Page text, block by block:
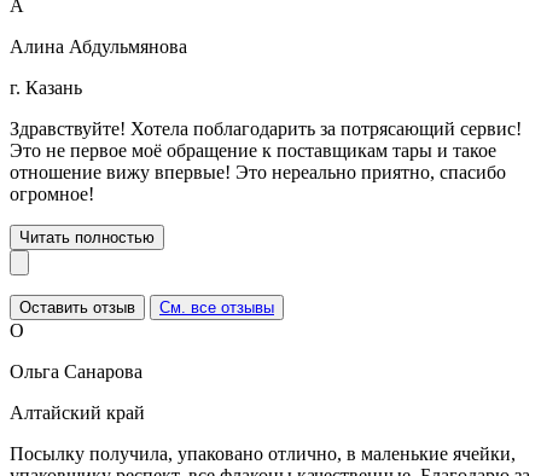
А
Алина Абдульмянова
г. Казань
Здравствуйте! Хотела поблагодарить за потрясающий сервис!
Это не первое моё обращение к поставщикам тары и такое
отношение вижу впервые! Это нереально приятно, спасибо
огромное!
Читать полностью
Оставить отзыв См. все отзывы
О
Ольга Санарова
Алтайский край
Посылку получила, упаковано отлично, в маленькие ячейки,